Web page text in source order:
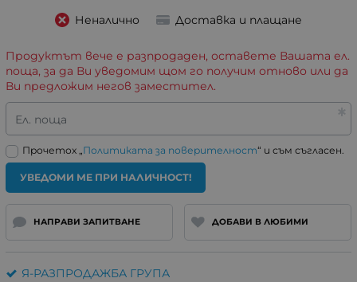
Неналично Доставка и плащане
Продуктът вече е разпродаден, оставете Вашата ел.
поща, за да Ви уведомим щом го получим отново или да
Ви предложим негов заместител.
Ел. поща
Прочетох „Политиката за поверителност“ и съм съгласен.
УВЕДОМИ МЕ ПРИ НАЛИЧНОСТ!
НАПРАВИ ЗАПИТВАНЕ ДОБАВИ В ЛЮБИМИ
Я-РАЗПРОДАЖБА ГРУПА